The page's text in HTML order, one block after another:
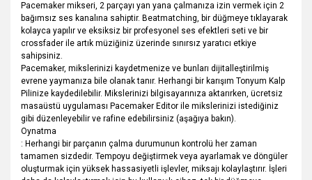
Pacemaker mikseri, 2 parçayı yan yana çalmanıza izin vermek için 2
bağımsız ses kanalına sahiptir. Beatmatching, bir düğmeye tıklayarak
kolayca yapılır ve eksiksiz bir profesyonel ses efektleri seti ve bir
crossfader ile artık müziğiniz üzerinde sınırsız yaratıcı etkiye
sahipsiniz.
Pacemaker, mikslerinizi kaydetmenize ve bunları dijitalleştirilmiş
evrene yaymanıza bile olanak tanır. Herhangi bir karışım Tonyum Kalp
Pilinize kaydedilebilir. Mikslerinizi bilgisayarınıza aktarırken, ücretsiz
masaüstü uygulaması Pacemaker Editor ile mikslerinizi istediğiniz
gibi düzenleyebilir ve rafine edebilirsiniz (aşağıya bakın).
Oynatma
: Herhangi bir parçanın çalma durumunun kontrolü her zaman
tamamen sizdedir. Tempoyu değiştirmek veya ayarlamak ve döngüler
oluşturmak için yüksek hassasiyetli işlevler, miksajı kolaylaştırır. İşleri